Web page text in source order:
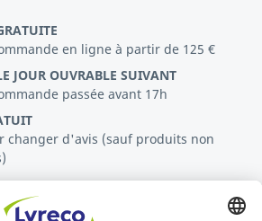
en ligne à partir de 125 €
JOUR OUVRABLE SUIVANT
passée avant 17h
changer d'avis (sauf produits non